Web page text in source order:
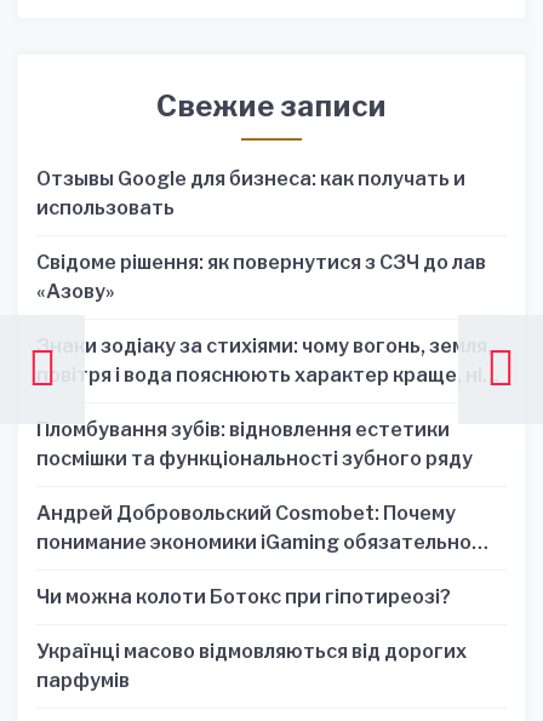
Свежие записи
Отзывы Google для бизнеса: как получать и
использовать
Свідоме рішення: як повернутися з СЗЧ до лав
«Азову»
Знаки зодіаку за стихіями: чому вогонь, земля,
повітря і вода пояснюють характер краще, ніж
Пломбування зубів: відновлення естетики
посмішки та функціональності зубного ряду
Андрей Добровольский Cosmobet: Почему
понимание экономики iGaming обязательно
Чи можна колоти Ботокс при гіпотиреозі?
Українці масово відмовляються від дорогих
парфумів